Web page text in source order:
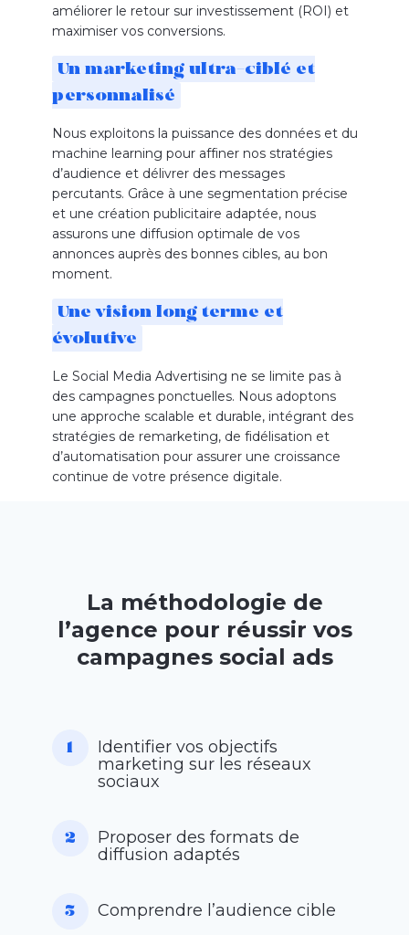
améliorer le retour sur investissement (ROI) et
maximiser vos conversions.
Un marketing ultra-ciblé et
personnalisé
Nous exploitons la puissance des données et du
machine learning pour affiner nos stratégies
d’audience et délivrer des messages
percutants. Grâce à une segmentation précise
et une création publicitaire adaptée, nous
assurons une diffusion optimale de vos
annonces auprès des bonnes cibles, au bon
moment.
Une vision long terme et
évolutive
Le Social Media Advertising ne se limite pas à
des campagnes ponctuelles. Nous adoptons
une approche scalable et durable, intégrant des
stratégies de remarketing, de fidélisation et
d’automatisation pour assurer une croissance
continue de votre présence digitale.
La méthodologie de
l’agence pour réussir vos
campagnes social ads
Identifier vos objectifs
marketing sur les réseaux
sociaux
Proposer des formats de
diffusion adaptés
Comprendre l’audience cible